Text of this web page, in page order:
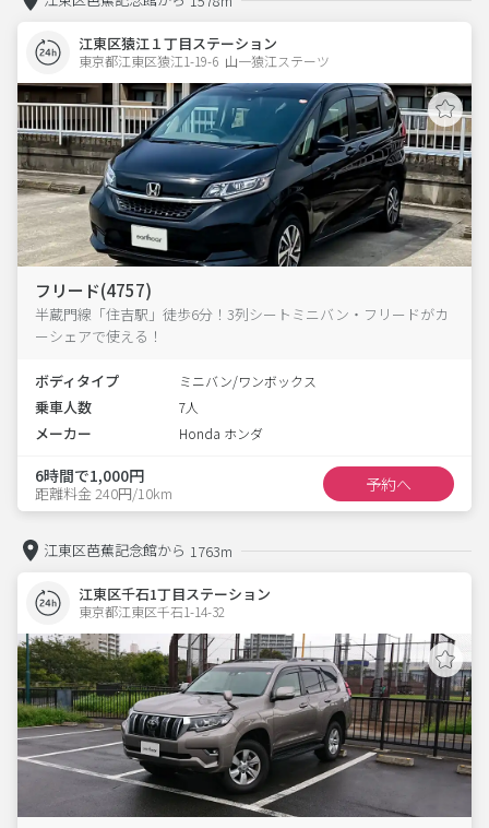
江東区猿江１丁目ステーション
東京都江東区猿江1-19-6  山一猿江ステーツ
フリード(4757)
半蔵門線「住吉駅」徒歩6分！3列シートミニバン・フリードがカ
ーシェアで使える！
ボディタイプ ミニバン/ワンボックス
乗車人数 7人
メーカー Honda ホンダ
6時間で1,000円
距離料金 240円/10km 予約へ
江東区芭蕉記念館から 1763m
江東区千石1丁目ステーション
東京都江東区千石1-14-32